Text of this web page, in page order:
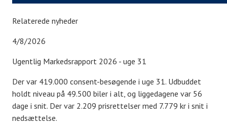
Relaterede nyheder
4/8/2026
Ugentlig Markedsrapport 2026 - uge 31
Der var 419.000 consent-besøgende i uge 31. Udbuddet
holdt niveau på 49.500 biler i alt, og liggedagene var 56
dage i snit. Der var 2.209 prisrettelser med 7.779 kr i snit i
nedsættelse.